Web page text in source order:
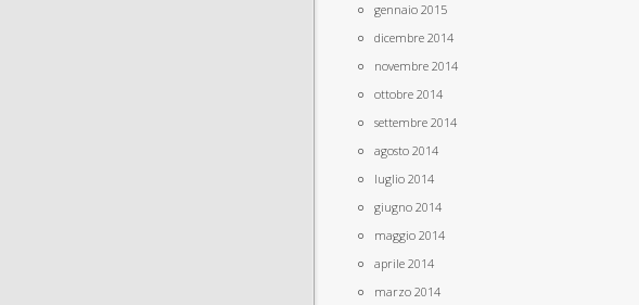
gennaio 2015
dicembre 2014
novembre 2014
ottobre 2014
settembre 2014
agosto 2014
luglio 2014
giugno 2014
maggio 2014
aprile 2014
marzo 2014